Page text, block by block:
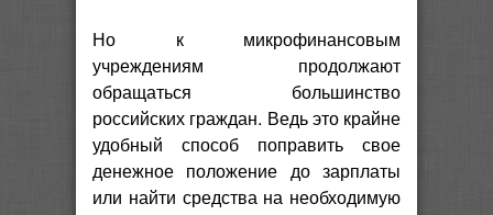
Но к микрофинансовым
учреждениям продолжают
обращаться большинство
российских граждан. Ведь это крайне
удобный способ поправить свое
денежное положение до зарплаты
или найти средства на необходимую